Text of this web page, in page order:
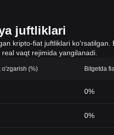
juftliklari
kripto-fiat juftliklari
vaqt rejimida yangilanadi.
o'zgarish (%) Bitgetda
0%
0%